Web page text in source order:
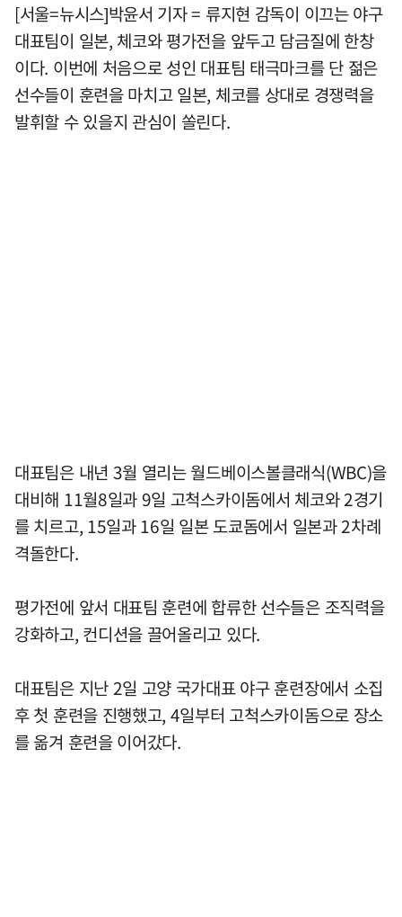
[서울=뉴시스]박윤서 기자 = 류지현 감독이 이끄는 야구
대표팀이 일본, 체코와 평가전을 앞두고 담금질에 한창
이다. 이번에 처음으로 성인 대표팀 태극마크를 단 젊은
선수들이 훈련을 마치고 일본, 체코를 상대로 경쟁력을
발휘할 수 있을지 관심이 쏠린다.
대표팀은 내년 3월 열리는 월드베이스볼클래식(WBC)을
대비해 11월8일과 9일 고척스카이돔에서 체코와 2경기
를 치르고, 15일과 16일 일본 도쿄돔에서 일본과 2차례
격돌한다.
평가전에 앞서 대표팀 훈련에 합류한 선수들은 조직력을
강화하고, 컨디션을 끌어올리고 있다.
대표팀은 지난 2일 고양 국가대표 야구 훈련장에서 소집
후 첫 훈련을 진행했고, 4일부터 고척스카이돔으로 장소
를 옮겨 훈련을 이어갔다.